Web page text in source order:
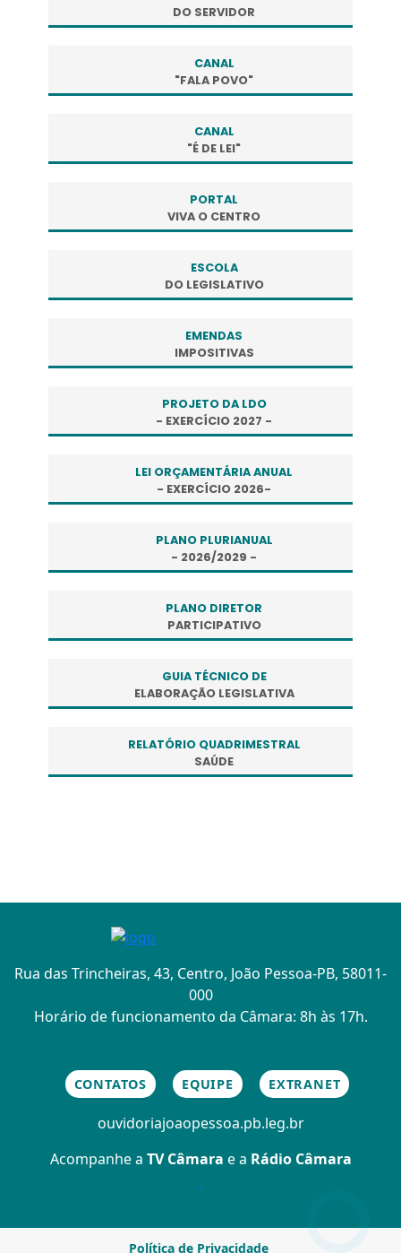
DO SERVIDOR
CANAL
"FALA POVO"
CANAL
"É DE LEI"
PORTAL
VIVA O CENTRO
ESCOLA
DO LEGISLATIVO
EMENDAS
IMPOSITIVAS
PROJETO DA LDO
- EXERCÍCIO 2027 -
LEI ORÇAMENTÁRIA ANUAL
- EXERCÍCIO 2026-
PLANO PLURIANUAL
- 2026/2029 -
PLANO DIRETOR
PARTICIPATIVO
GUIA TÉCNICO DE
ELABORAÇÃO LEGISLATIVA
RELATÓRIO QUADRIMESTRAL
SAÚDE
Rua das Trincheiras, 43, Centro, João Pessoa-PB, 58011-
000
Horário de funcionamento da Câmara: 8h às 17h.
CONTATOS EQUIPE EXTRANET
ouvidoriajoaopessoa.pb.leg.br
Acompanhe a TV Câmara e a Rádio Câmara
Política de Privacidade